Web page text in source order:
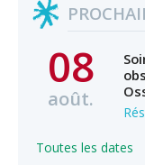
08
août.
Toutes les dates